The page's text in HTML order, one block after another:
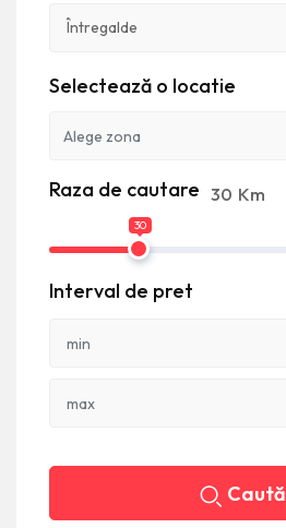
Selectează o locatie
Raza de cautare 30 Km
30
Interval de pret
Caută